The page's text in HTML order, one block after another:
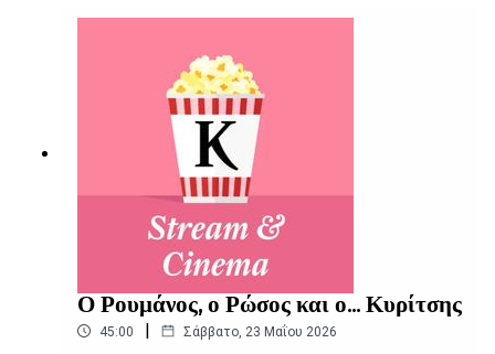
ΧαρμπήςΕπιμέλεια παραγωγής: Urbi Productions
Ο Ρουμάνος, ο Ρώσος και ο... Κυρίτσης
45:00 | Σάββατο, 23 Μαΐου 2026